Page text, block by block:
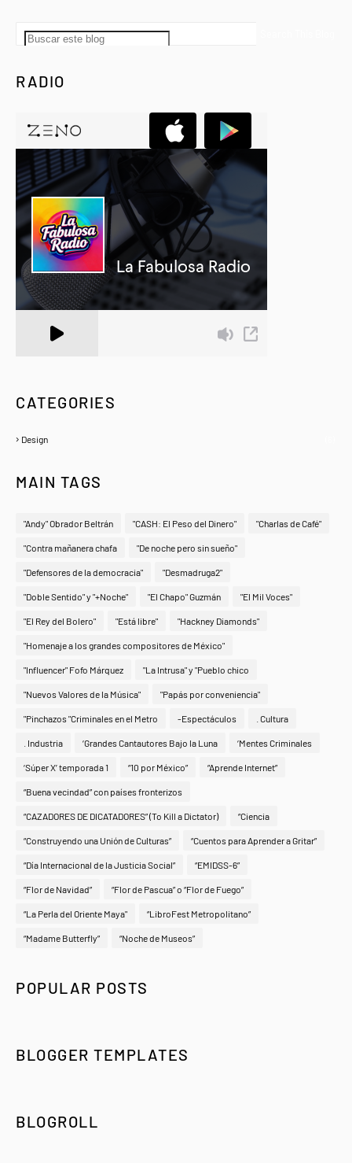
RADIO
CATEGORIES
Design
MAIN TAGS
"Andy" Obrador Beltrán "CASH: El Peso del Dinero" "Charlas de Café"
"Contra mañanera chafa "De noche pero sin sueño"
"Defensores de la democracia" "Desmadruga2"
"Doble Sentido" y "+Noche" "El Chapo" Guzmán "El Mil Voces"
"El Rey del Bolero" "Está libre" "Hackney Diamonds"
"Homenaje a los grandes compositores de México"
"Influencer" Fofo Márquez "La Intrusa" y "Pueblo chico
"Nuevos Valores de la Música" "Papás por conveniencia"
"Pinchazos "Criminales en el Metro -Espectáculos . Cultura
. Industria ‘Grandes Cantautores Bajo la Luna ‘Mentes Criminales
‘Súper X’ temporada 1 “10 por México” “Aprende Internet”
“Buena vecindad” con países fronterizos
“CAZADORES DE DICATADORES” (To Kill a Dictator) “Ciencia
“Construyendo una Unión de Culturas” “Cuentos para Aprender a Gritar”
“Día Internacional de la Justicia Social” “EMIDSS-6”
“Flor de Navidad” “Flor de Pascua” o “Flor de Fuego”
“La Perla del Oriente Maya" “LibroFest Metropolitano”
“Madame Butterfly” “Noche de Museos”
POPULAR POSTS
BLOGGER TEMPLATES
BLOGROLL